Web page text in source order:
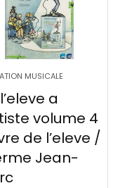
MUSICALE
a
volume 4
de l’eleve /
Jean-